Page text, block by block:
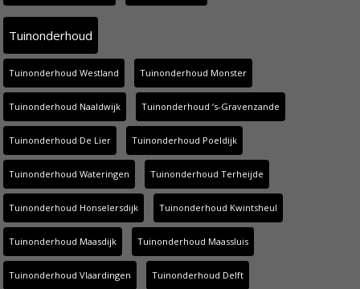
Tuinonderhoud
Tuinonderhoud Westland Tuinonderhoud Monster
Tuinonderhoud Naaldwijk Tuinonderhoud ‘s-Gravenzande
Tuinonderhoud De Lier Tuinonderhoud Poeldijk
Tuinonderhoud Wateringen Tuinonderhoud Terheijde
Tuinonderhoud Honselersdijk Tuinonderhoud Kwintsheul
Tuinonderhoud Maasdijk Tuinonderhoud Maassluis
Tuinonderhoud Vlaardingen Tuinonderhoud Delft